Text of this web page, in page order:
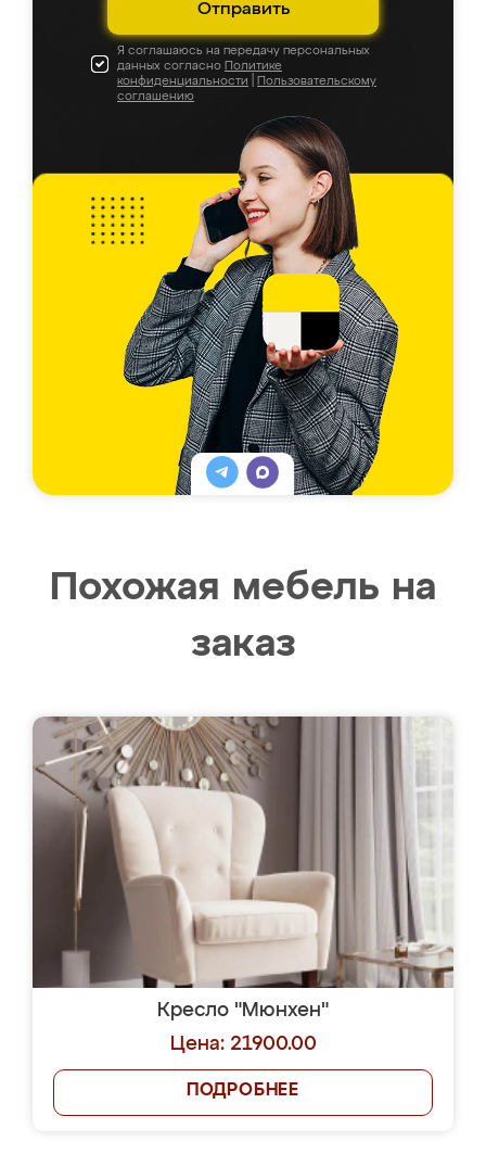
Отправить
Я соглашаюсь на передачу персональных
данных согласно Политике
конфиденциальности
Пользовательскому
соглашению
Похожая мебель на
заказ
Кресло "Мюнхен"
Цена: 21900.00
ПОДРОБНЕЕ